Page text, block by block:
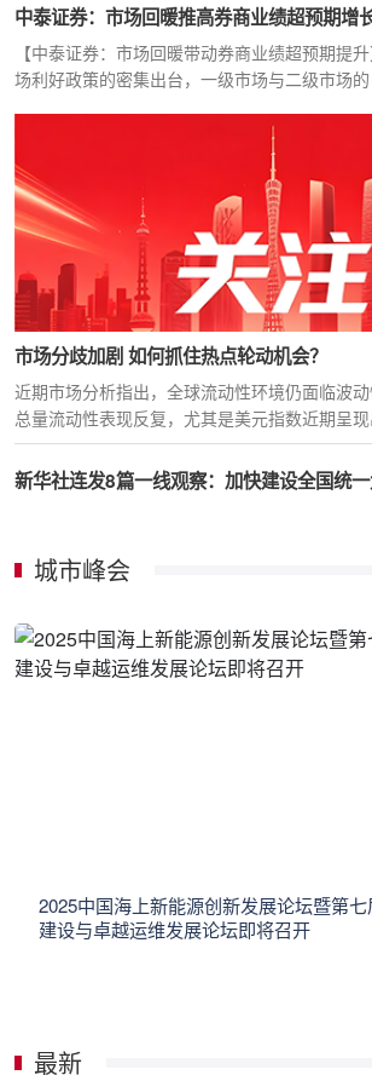
中泰证券：市场回暖推高券商业绩超预期增
【中泰证券：市场回暖带动券商业绩超预期提升】 得益于近期资本
场利好政策的密集出台，一级市场与二级市场的
市场分歧加剧 如何抓住热点轮动机会？
近期市场分析指出，全球流动性环境仍面临波
总量流动性表现反复，尤其是美元指数近期呈
新华社连发8篇一线观察：加快建设全国统
城市峰会
2025中国海上新能源创新发展论坛暨第
建设与卓越运维发展论坛即将召开
最新